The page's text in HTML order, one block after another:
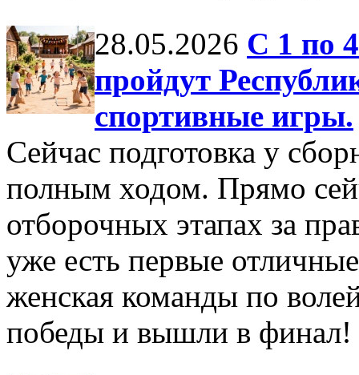
28.05.2026 С 1 по
пройдут
спортивные игры.
Сейчас подготовка у
полным ходом. Прямо
отборочных этапах за
уже есть первые
женская команды по
победы и вышли в финал!